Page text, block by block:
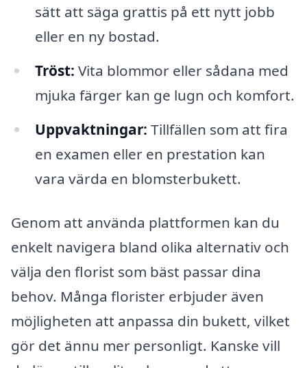
sätt att säga grattis på ett nytt jobb
eller en ny bostad.
Tröst: Vita blommor eller sådana med
mjuka färger kan ge lugn och komfort.
Uppvaktningar: Tillfällen som att fira
en examen eller en prestation kan
vara värda en blomsterbukett.
Genom att använda plattformen kan du
enkelt navigera bland olika alternativ och
välja den florist som bäst passar dina
behov. Många florister erbjuder även
möjligheten att anpassa din bukett, vilket
gör det ännu mer personligt. Kanske vill